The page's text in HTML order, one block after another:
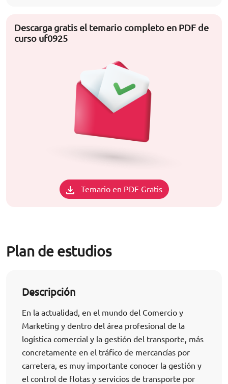
Descarga gratis el temario completo en PDF de
curso uf0925
Temario en PDF Gratis
Plan de estudios
Descripción
En la actualidad, en el mundo del Comercio y
Marketing y dentro del área profesional de la
logística comercial y la gestión del transporte, más
concretamente en el tráfico de mercancías por
carretera, es muy importante conocer la gestión y
el control de flotas y servicios de transporte por